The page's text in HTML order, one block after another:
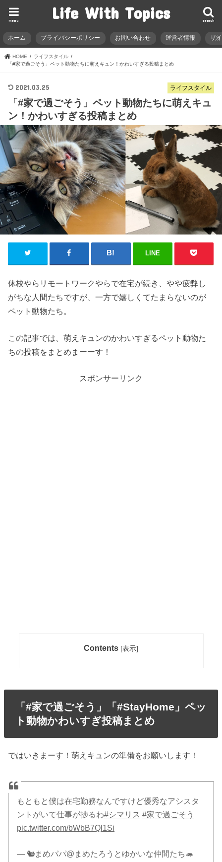
Life With Topics search
menu
ホーム プライバシーポリシー お問い合わせ 運営者情報 サ
HOME
ライフスタイル
「#家で過ごそう」ペット動物たちに萌えキュン！かわいすぎる投稿まとめ
ライフスタイル
2021.03.25
「#家で過ごそう」ペット動物たちに萌えキュ
ン！かわいすぎる投稿まとめ
LINE
休校やらリモートワークやらで在宅が続き、やや疲弊し
がちな人間たちですが、一方で嬉しくてたまらないのが
ペット動物たち。
この記事では、萌えキュンのかわいすぎるペット動物た
ちの投稿をまとめまーーす！
スポンサーリンク
Contents [表示]
「#家で過ごそう」「#StayHome」ペッ
ト動物かわいすぎ投稿まとめ
ではいきまーす！萌えキュンの準備をお願いします！
もともと僕は在宅勤務なんですけど優秀なアシスタ
ントがいて仕事が捗るわ#シマリス #家で過ごそう
pic.twitter.com/bWbB7Ql1Si
— 🐿まめパパ@まめたろうとゆかいな仲間たち🦔